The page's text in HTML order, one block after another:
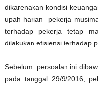
dikarenakan kondisi
upah harian pekerja
terhadap pekerja tetap
dilakukan efisiensi terhadap
Sebelum persoalan ini
pada tanggal 29/9/2016,